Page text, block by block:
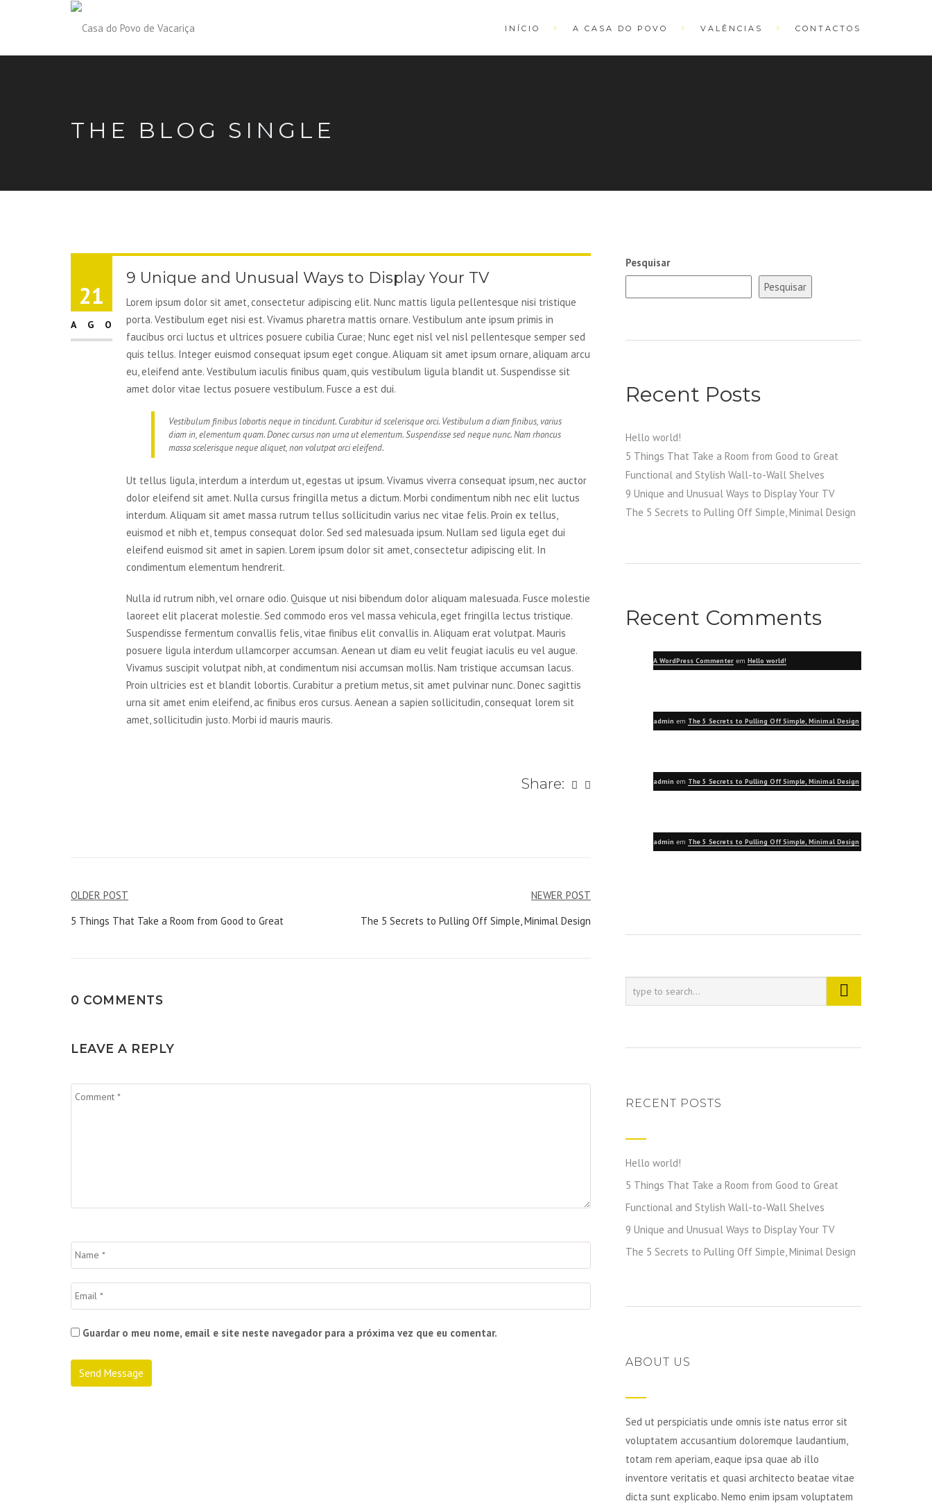
INÍCIO A CASA DO POVO VALÊNCIAS CONTACTOS
THE BLOG SINGLE
21
AGO
9 Unique and Unusual Ways to Display Your TV
Lorem ipsum dolor sit amet, consectetur adipiscing elit. Nunc mattis ligula pellentesque nisi tristique
porta. Vestibulum eget nisi est. Vivamus pharetra mattis ornare. Vestibulum ante ipsum primis in
faucibus orci luctus et ultrices posuere cubilia Curae; Nunc eget nisl vel nisl pellentesque semper sed
quis tellus. Integer euismod consequat ipsum eget congue. Aliquam sit amet ipsum ornare, aliquam arcu
eu, eleifend ante. Vestibulum iaculis finibus quam, quis vestibulum ligula blandit ut. Suspendisse sit
amet dolor vitae lectus posuere vestibulum. Fusce a est dui.
Vestibulum finibus lobortis neque in tincidunt. Curabitur id scelerisque orci. Vestibulum a diam finibus, varius
diam in, elementum quam. Donec cursus non urna ut elementum. Suspendisse sed neque nunc. Nam rhoncus
massa scelerisque neque aliquet, non volutpat orci eleifend.
Ut tellus ligula, interdum a interdum ut, egestas ut ipsum. Vivamus viverra consequat ipsum, nec auctor
dolor eleifend sit amet. Nulla cursus fringilla metus a dictum. Morbi condimentum nibh nec elit luctus
interdum. Aliquam sit amet massa rutrum tellus sollicitudin varius nec vitae felis. Proin ex tellus,
euismod et nibh et, tempus consequat dolor. Sed sed malesuada ipsum. Nullam sed ligula eget dui
eleifend euismod sit amet in sapien. Lorem ipsum dolor sit amet, consectetur adipiscing elit. In
condimentum elementum hendrerit.
Nulla id rutrum nibh, vel ornare odio. Quisque ut nisi bibendum dolor aliquam malesuada. Fusce molestie
laoreet elit placerat molestie. Sed commodo eros vel massa vehicula, eget fringilla lectus tristique.
Suspendisse fermentum convallis felis, vitae finibus elit convallis in. Aliquam erat volutpat. Mauris
posuere ligula interdum ullamcorper accumsan. Aenean ut diam eu velit feugiat iaculis eu vel augue.
Vivamus suscipit volutpat nibh, at condimentum nisi accumsan mollis. Nam tristique accumsan lacus.
Proin ultricies est et blandit lobortis. Curabitur a pretium metus, sit amet pulvinar nunc. Donec sagittis
urna sit amet enim eleifend, ac finibus eros cursus. Aenean a sapien sollicitudin, consequat lorem sit
amet, sollicitudin justo. Morbi id mauris mauris.
Share:
Navegação
de
OLDER POST
5 Things That Take a Room from Good to Great
NEWER POST
The 5 Secrets to Pulling Off Simple, Minimal Design
0 COMMENTS
LEAVE A REPLY
Guardar o meu nome, email e site neste navegador para a próxima vez que eu comentar.
Pesquisar
Pesquisar
Recent Posts
Hello world!
5 Things That Take a Room from Good to Great
Functional and Stylish Wall-to-Wall Shelves
9 Unique and Unusual Ways to Display Your TV
The 5 Secrets to Pulling Off Simple, Minimal Design
Recent Comments
A WordPress Commenter em Hello world!
admin em The 5 Secrets to Pulling Off Simple, Minimal Design
admin em The 5 Secrets to Pulling Off Simple, Minimal Design
admin em The 5 Secrets to Pulling Off Simple, Minimal Design
RECENT POSTS
Hello world!
5 Things That Take a Room from Good to Great
Functional and Stylish Wall-to-Wall Shelves
9 Unique and Unusual Ways to Display Your TV
The 5 Secrets to Pulling Off Simple, Minimal Design
ABOUT US
Sed ut perspiciatis unde omnis iste natus error sit
voluptatem accusantium doloremque laudantium,
totam rem aperiam, eaque ipsa quae ab illo
inventore veritatis et quasi architecto beatae vitae
dicta sunt explicabo. Nemo enim ipsam voluptatem